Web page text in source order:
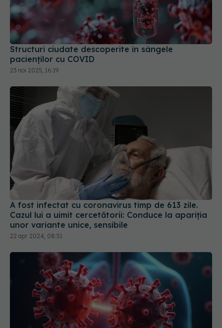
Structuri ciudate descoperite în sângele
pacienților cu COVID
23 noi 2025, 16:19
A fost infectat cu coronavirus timp de 613 zile.
Cazul lui a uimit cercetătorii: Conduce la apariția
unor variante unice, sensibile
22 apr 2024, 08:51